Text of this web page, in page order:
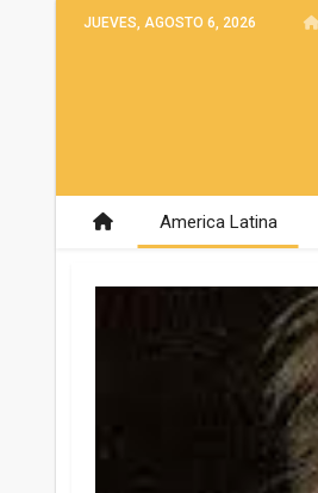
JUEVES, AGOSTO 6, 2026
America Latina